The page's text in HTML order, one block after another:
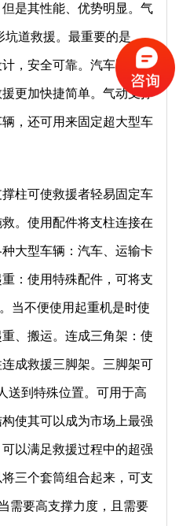
是其性能、优势明显。气
道救援。最重要的是，
，安全可靠。汽车固定：
更加快捷简单。气动支撑
，还可用来固定超大型车
柱可使救援者轻易固定车
。使用配件将支柱连接在
大型车辆：汽车、运输卡
：使用特殊配件，可将支
当不便使用起重机是时使
、搬运。连成三角架：使
成救援三脚架。三脚架可
送到特殊位置。可用于高
使其可以成为市场上最强
以满足救援过程中的超强
三个套筒组合起来，可支
需要高支撑力度，且需要